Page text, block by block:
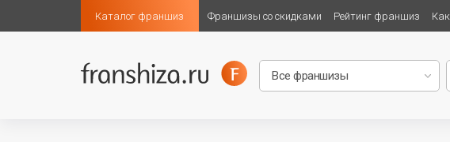
Каталог франшиз Франшизы со скидками Рейтинг франшиз